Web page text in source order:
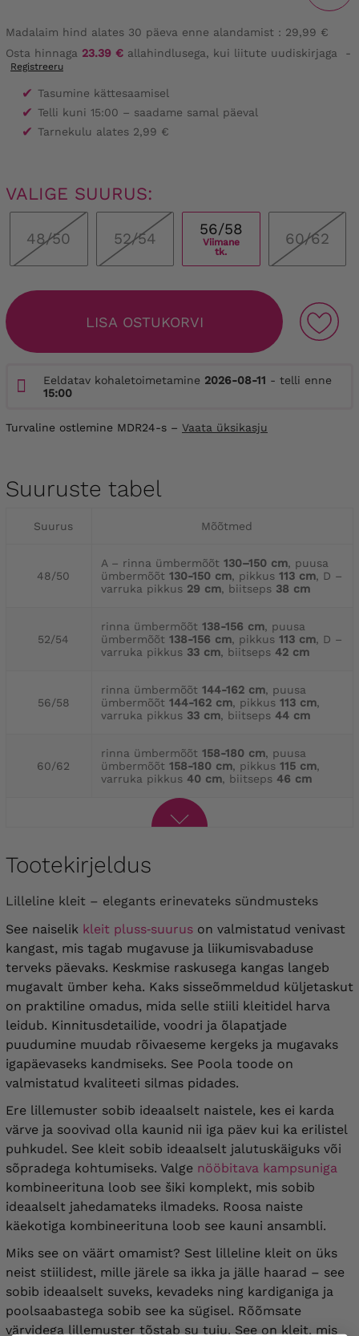
Madalaim hind alates 30 päeva enne alandamist : 29,99 €
Osta hinnaga 23.39 € allahindlusega, kui liitute uudiskirjaga -
Registreeru
✔ Tasumine kättesaamisel
✔ Telli kuni 15:00 – saadame samal päeval
✔ Tarnekulu alates 2,99 €
VALIGE SUURUS:
48/50 52/54
56/58
Viimane
tk.
60/62
LISA OSTUKORVI
Eeldatav kohaletoimetamine 2026-08-11 - telli enne
15:00
Turvaline ostlemine MDR24-s – Vaata üksikasju
Suuruste tabel
Suurus Mõõtmed
48/50
A – rinna ümbermõõt 130–150 cm, puusa
ümbermõõt 130-150 cm, pikkus 113 cm, D –
varruka pikkus 29 cm, biitseps 38 cm
52/54
rinna ümbermõõt 138-156 cm, puusa
ümbermõõt 138-156 cm, pikkus 113 cm, D –
varruka pikkus 33 cm, biitseps 42 cm
56/58
rinna ümbermõõt 144-162 cm, puusa
ümbermõõt 144-162 cm, pikkus 113 cm,
varruka pikkus 33 cm, biitseps 44 cm
60/62
rinna ümbermõõt 158-180 cm, puusa
ümbermõõt 158-180 cm, pikkus 115 cm,
varruka pikkus 40 cm, biitseps 46 cm
Tootekirjeldus
Lilleline kleit – elegants erinevateks sündmusteks
See naiselik kleit pluss‑suurus on valmistatud venivast
kangast, mis tagab mugavuse ja liikumisvabaduse
terveks päevaks. Keskmise raskusega kangas langeb
mugavalt ümber keha. Kaks sisseõmmeldud küljetaskut
on praktiline omadus, mida selle stiili kleitidel harva
leidub. Kinnitusdetailide, voodri ja õlapatjade
puudumine muudab rõivaeseme kergeks ja mugavaks
igapäevaseks kandmiseks. See Poola toode on
valmistatud kvaliteeti silmas pidades.
Ere lillemuster sobib ideaalselt naistele, kes ei karda
värve ja soovivad olla kaunid nii iga päev kui ka erilistel
puhkudel. See kleit sobib ideaalselt jalutuskäiguks või
sõpradega kohtumiseks. Valge nööbitava kampsuniga
kombineerituna loob see šiki komplekt, mis sobib
ideaalselt jahedamateks ilmadeks. Roosa naiste
käekotiga kombineerituna loob see kauni ansambli.
Miks see on väärt omamist? Sest lilleline kleit on üks
neist stiilidest, mille järele sa ikka ja jälle haarad – see
sobib ideaalselt suveks, kevadeks ning kardiganiga ja
poolsaabastega sobib see ka sügisel. Rõõmsate
värvidega lillemuster tõstab su tuju. See on kleit, mis